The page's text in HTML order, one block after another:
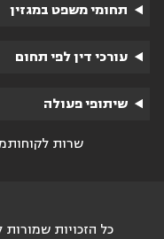
תחומי משפט במגזין
עורכי דין לפי תחום
שיתופי פעולה
שרות לקוחות
כל הזכויות